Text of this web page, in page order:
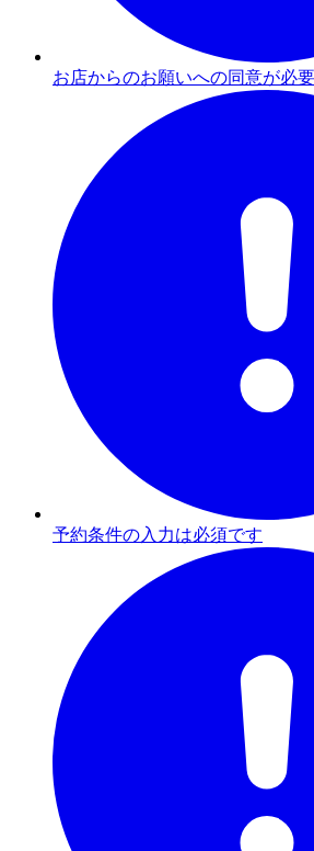
お店からのお願いへの同意が必
予約条件の入力は必須です